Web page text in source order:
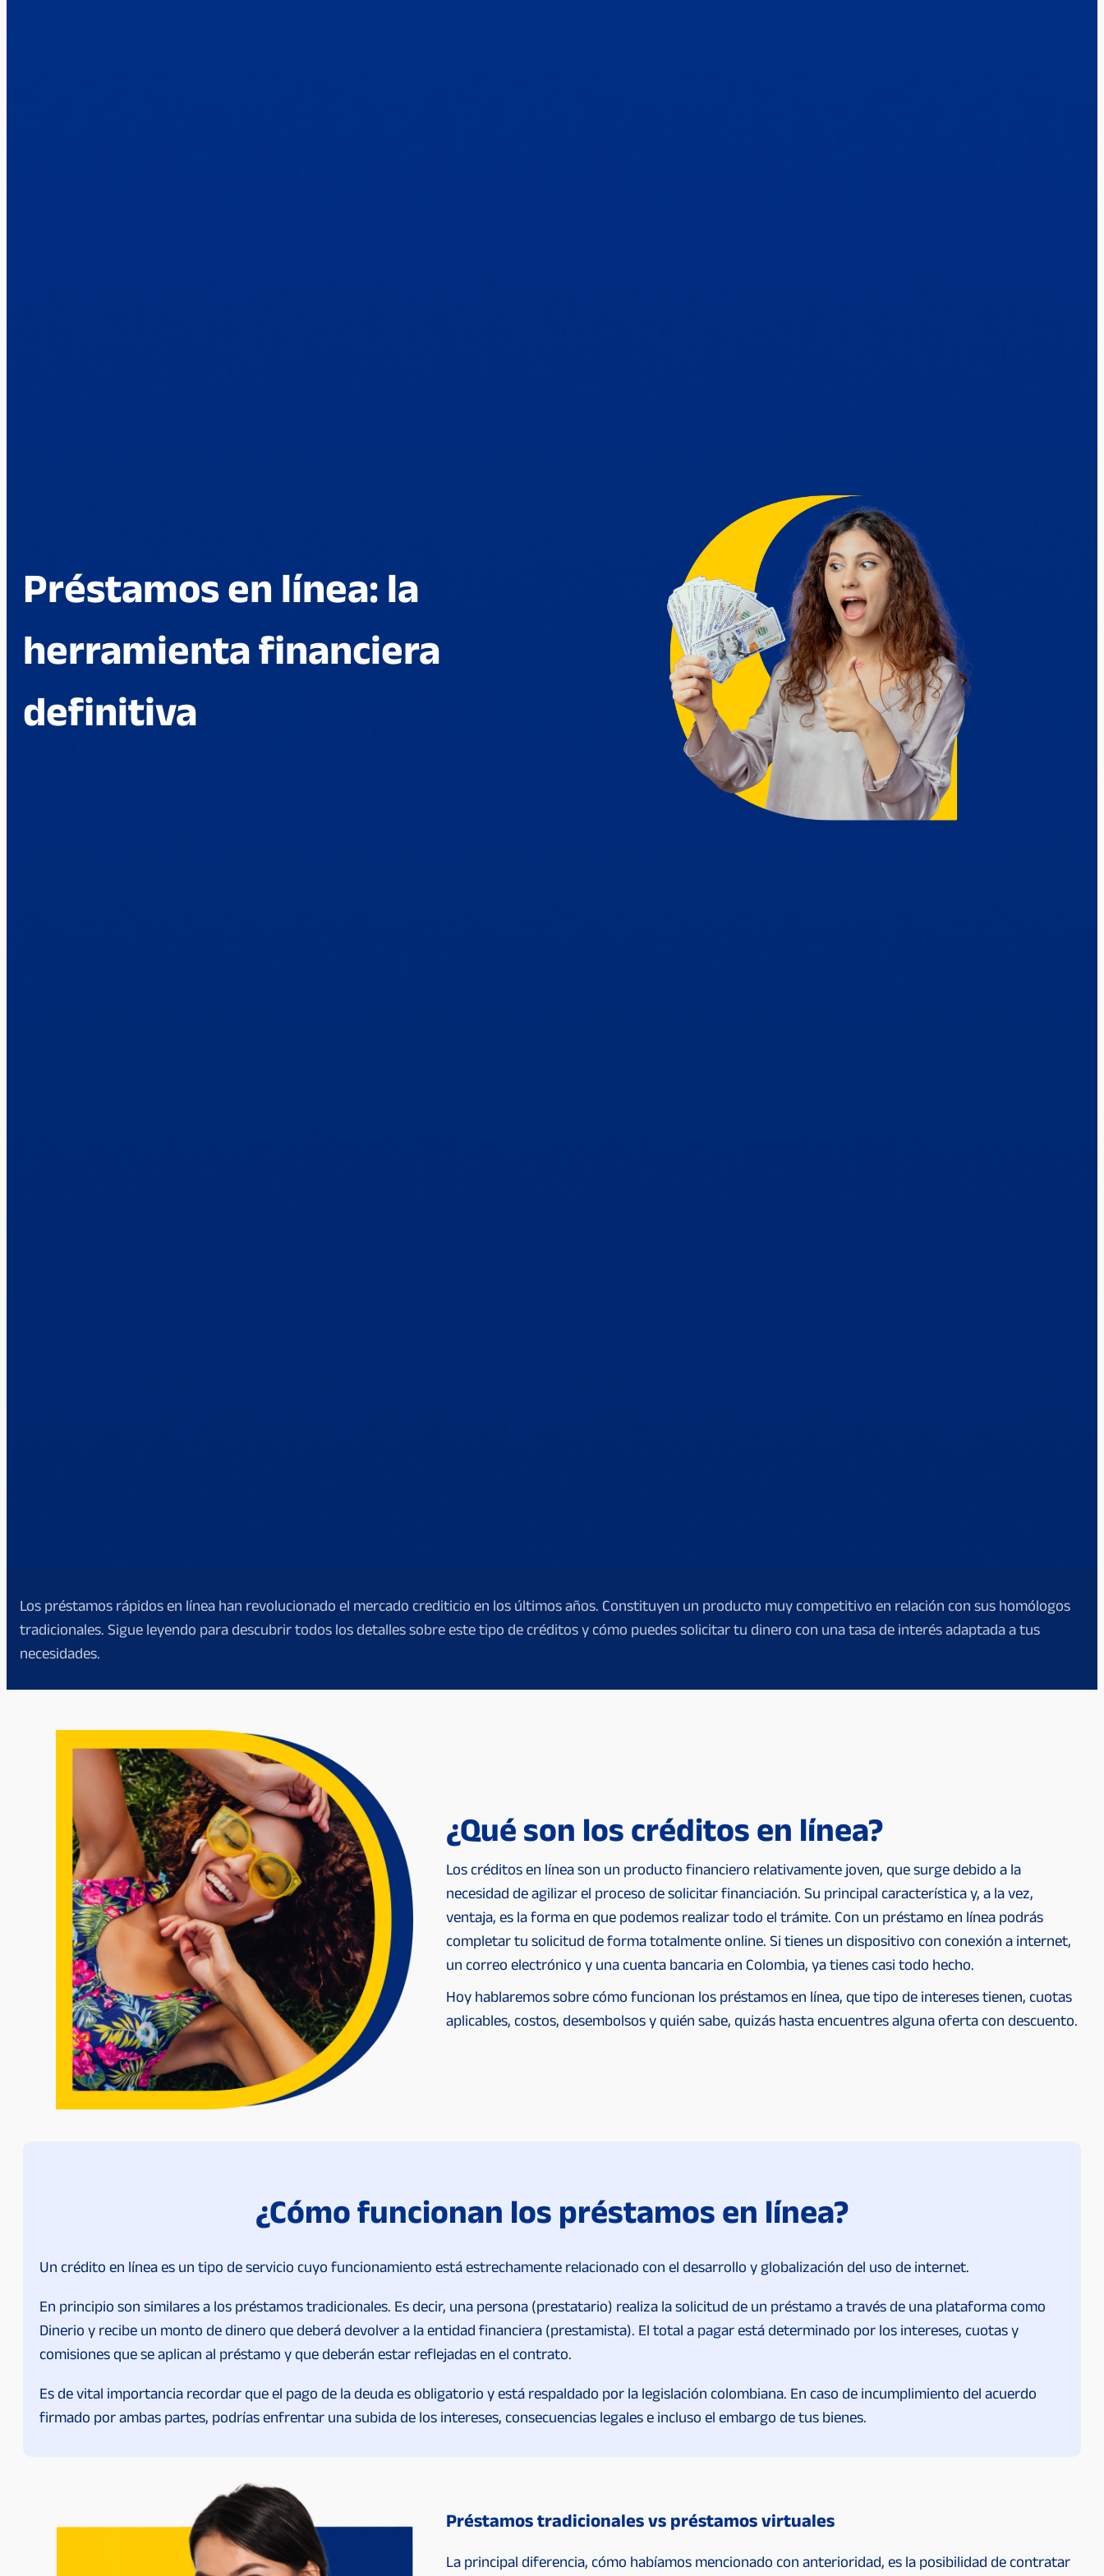
Préstamos en línea: la
herramienta financiera
definitiva
Los préstamos rápidos en línea han revolucionado el mercado crediticio en los últimos años. Constituyen un producto muy competitivo en relación con sus homólogos
tradicionales. Sigue leyendo para descubrir todos los detalles sobre este tipo de créditos y cómo puedes solicitar tu dinero con una tasa de interés adaptada a tus
necesidades.
¿Qué son los créditos en línea?
Los créditos en línea son un producto financiero relativamente joven, que surge debido a la
necesidad de agilizar el proceso de solicitar financiación. Su principal característica y, a la vez,
ventaja, es la forma en que podemos realizar todo el trámite. Con un préstamo en línea podrás
completar tu solicitud de forma totalmente online. Si tienes un dispositivo con conexión a internet,
un correo electrónico y una cuenta bancaria en Colombia, ya tienes casi todo hecho.
Hoy hablaremos sobre cómo funcionan los préstamos en línea, que tipo de intereses tienen, cuotas
aplicables, costos, desembolsos y quién sabe, quizás hasta encuentres alguna oferta con descuento.
¿Cómo funcionan los préstamos en línea?
Un crédito en línea es un tipo de servicio cuyo funcionamiento está estrechamente relacionado con el desarrollo y globalización del uso de internet.
En principio son similares a los préstamos tradicionales. Es decir, una persona (prestatario) realiza la solicitud de un préstamo a través de una plataforma como
Dinerio y recibe un monto de dinero que deberá devolver a la entidad financiera (prestamista). El total a pagar está determinado por los intereses, cuotas y
comisiones que se aplican al préstamo y que deberán estar reflejadas en el contrato.
Es de vital importancia recordar que el pago de la deuda es obligatorio y está respaldado por la legislación colombiana. En caso de incumplimiento del acuerdo
firmado por ambas partes, podrías enfrentar una subida de los intereses, consecuencias legales e incluso el embargo de tus bienes.
Préstamos tradicionales vs préstamos virtuales
La principal diferencia, cómo habíamos mencionado con anterioridad, es la posibilidad de contratar